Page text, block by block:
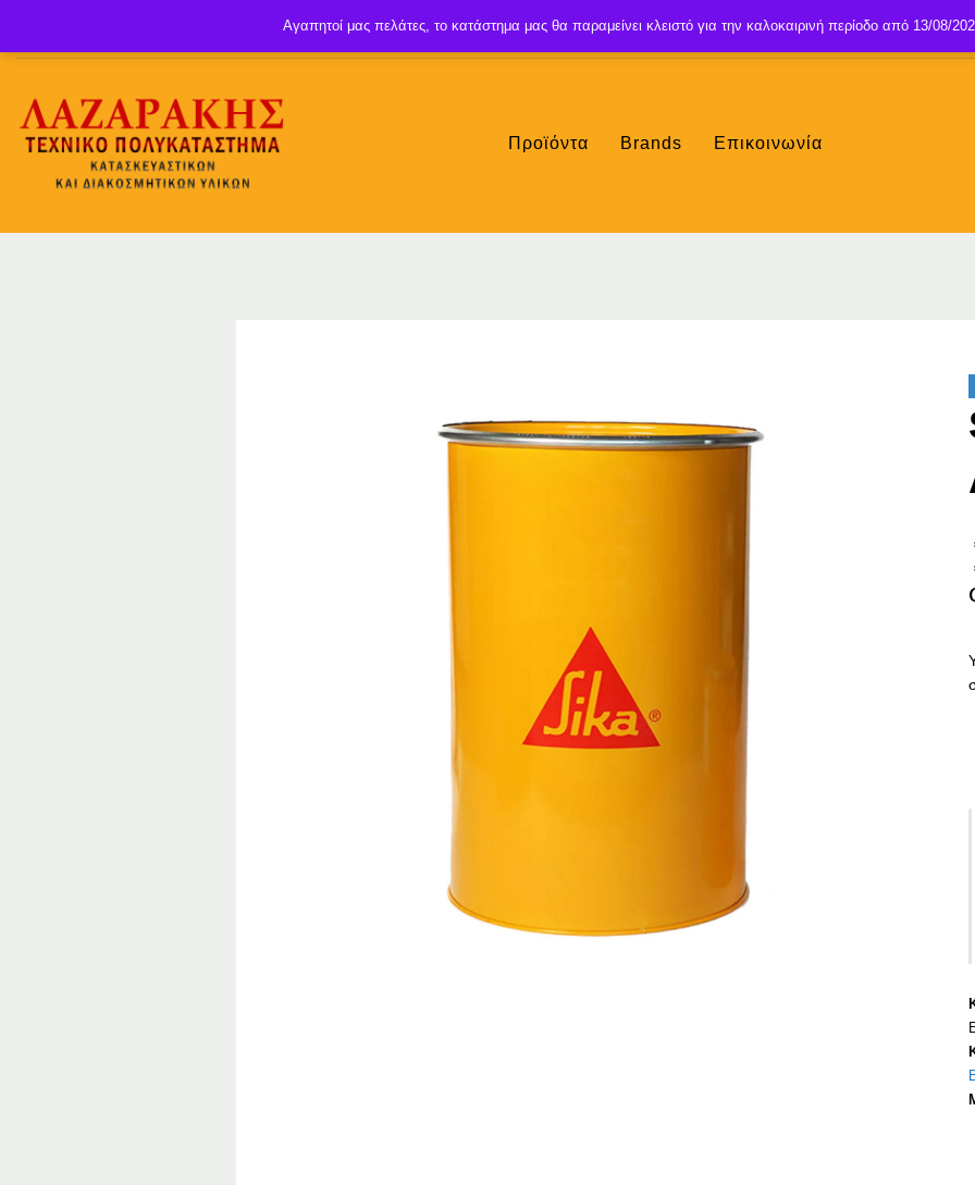
Προϊόντα Brands Επικοινωνία
Αγαπητοί μας πελάτες, το κατάστημα μας θα παραμείνει κλειστό για την καλοκαιρινή περίοδο από 13/08/